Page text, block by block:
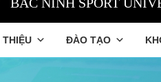
THIỆU ĐÀO TẠO